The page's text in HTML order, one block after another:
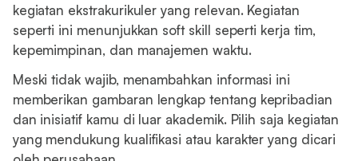
kegiatan ekstrakurikuler yang relevan. Kegiatan
seperti ini menunjukkan soft skill seperti kerja tim,
kepemimpinan, dan manajemen waktu.
Meski tidak wajib, menambahkan informasi ini
memberikan gambaran lengkap tentang kepribadian
dan inisiatif kamu di luar akademik. Pilih saja kegiatan
yang mendukung kualifikasi atau karakter yang dicari